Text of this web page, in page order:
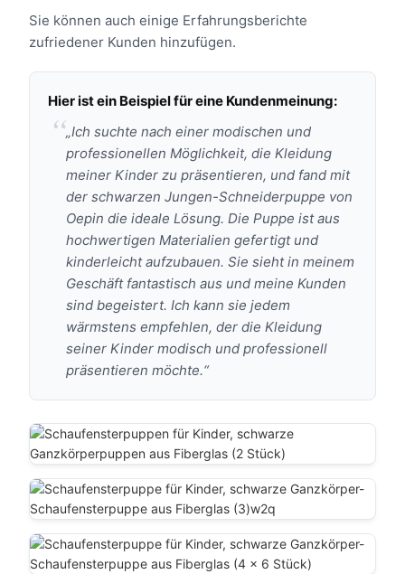
Sie können auch einige Erfahrungsberichte
zufriedener Kunden hinzufügen.
Hier ist ein Beispiel für eine Kundenmeinung:
„Ich suchte nach einer modischen und
professionellen Möglichkeit, die Kleidung
meiner Kinder zu präsentieren, und fand mit
der schwarzen Jungen-Schneiderpuppe von
Oepin die ideale Lösung. Die Puppe ist aus
hochwertigen Materialien gefertigt und
kinderleicht aufzubauen. Sie sieht in meinem
Geschäft fantastisch aus und meine Kunden
sind begeistert. Ich kann sie jedem
wärmstens empfehlen, der die Kleidung
seiner Kinder modisch und professionell
präsentieren möchte.“